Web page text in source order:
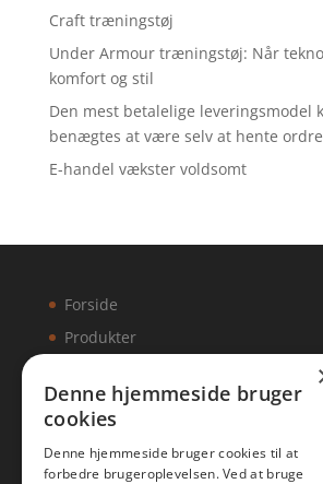
Craft træningstøj
Under Armour træningstøj: Når
komfort og stil
Den mest betalelige leveringsmodel
benægtes at være selv at hente
E-handel vækster voldsomt
Forside
Produkter
Artikler
Denne hjemmeside bruger
cookies
Denne hjemmeside bruger cookies til at
forbedre brugeroplevelsen. Ved at bruge